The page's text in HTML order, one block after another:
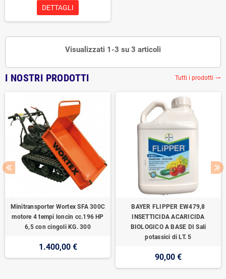
DETTAGLI
Visualizzati 1-3 su 3 articoli
I NOSTRI PRODOTTI Tutti i prodotti trending_flat
Minitransporter Wortex SFA 300C
motore 4 tempi loncin cc.196 HP
6,5 con cingoli KG. 300
1.400,00 €
BAYER FLIPPER EW479,8
INSETTICIDA ACARICIDA
BIOLOGICO A BASE DI Sali
potassici di LT. 5
90,00 €